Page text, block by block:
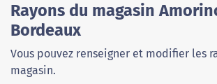
Rayons du magasin
Bordeaux
Vous pouvez renseigner et modifier les
magasin.